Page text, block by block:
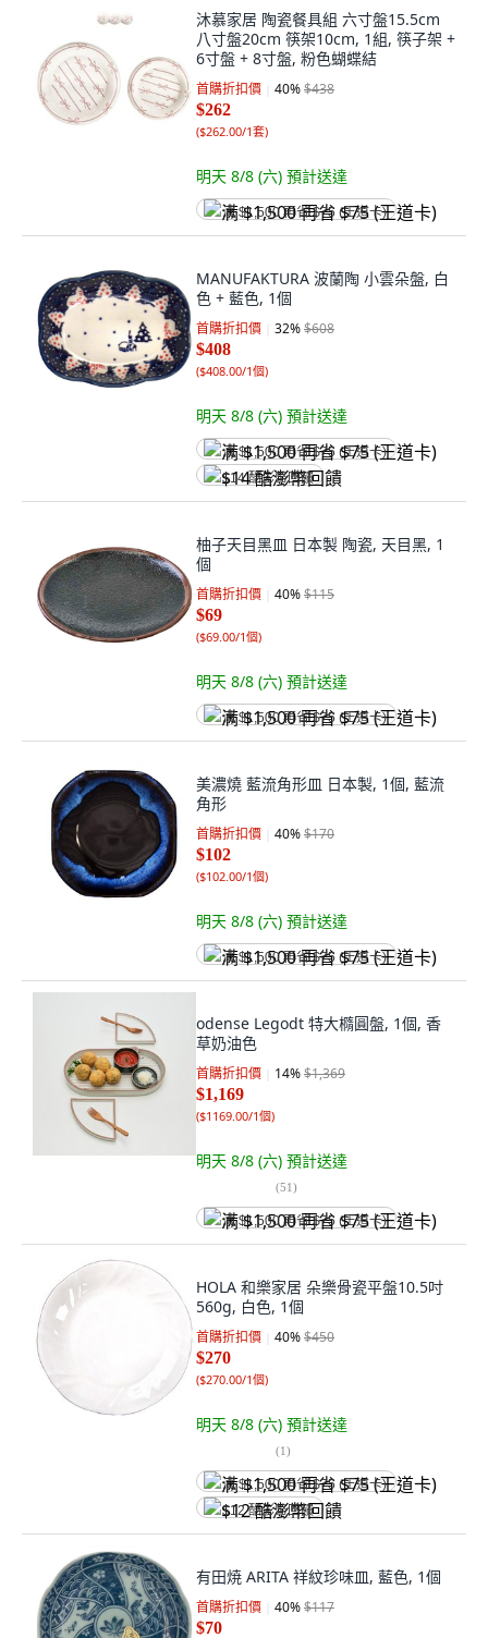
沐慕家居 陶瓷餐具組 六寸盤15.5cm
八寸盤20cm 筷架10cm, 1組, 筷子架 +
6寸盤 + 8寸盤, 粉色蝴蝶結
首購折扣價 40%$438
$262
($262.00/1套)
明天 8/8 (六) 預計送達
满 $1,500 再省 $75 (王道卡)
MANUFAKTURA 波蘭陶 小雲朵盤, 白
色 + 藍色, 1個
首購折扣價 32%$608
$408
($408.00/1個)
明天 8/8 (六) 預計送達
满 $1,500 再省 $75 (王道卡)
$14 酷澎幣回饋
柚子天目黑皿 日本製 陶瓷, 天目黑, 1
個
首購折扣價 40%$115
$69
($69.00/1個)
明天 8/8 (六) 預計送達
满 $1,500 再省 $75 (王道卡)
美濃燒 藍流角形皿 日本製, 1個, 藍流
角形
首購折扣價 40%$170
$102
($102.00/1個)
明天 8/8 (六) 預計送達
满 $1,500 再省 $75 (王道卡)
odense Legodt 特大橢圓盤, 1個, 香
草奶油色
首購折扣價 14%$1,369
$1,169
($1169.00/1個)
明天 8/8 (六) 預計送達
(51)
满 $1,500 再省 $75 (王道卡)
HOLA 和樂家居 朵樂骨瓷平盤10.5吋
560g, 白色, 1個
首購折扣價 40%$450
$270
($270.00/1個)
明天 8/8 (六) 預計送達
(1)
满 $1,500 再省 $75 (王道卡)
$12 酷澎幣回饋
有田焼 ARITA 祥紋珍味皿, 藍色, 1個
首購折扣價 40%$117
$70